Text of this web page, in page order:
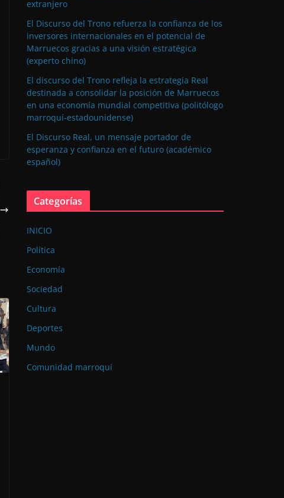
extranjero
El Discurso del Trono refuerza la confianza de los
inversores internacionales en el potencial de
Marruecos gracias a una visión estratégica
(experto chino)
El discurso del Trono refleja la estrategia Real
destinada a consolidar la posición de Marruecos
en una economía mundial competitiva (politólogo
marroquí-estadounidense)
El Discurso Real, un mensaje portador de
esperanza y confianza en el futuro (académico
español)
Categorías
INICIO
Política
Economía
Sociedad
Cultura
Deportes
Mundo
Comunidad marroquí